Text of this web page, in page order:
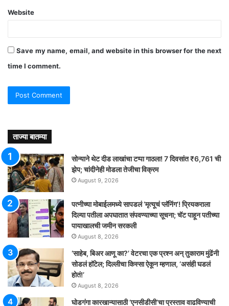
Website
Save my name, email, and website in this browser for the next
time I comment.
ताज्या बातम्या
सोन्याने थेट दीड लाखांचा टप्पा गाठला! 7 दिवसांत ₹6,761 ची
झेप; चांदीनेही मोडला तेजीचा विक्रम
August 9, 2026
पत्नीच्या मोबाईलमध्ये सापडलं ‘मृत्यूचं प्लॅनिंग’! प्रियकराला
दिल्या पतीला अपघातात संपवण्याच्या सूचना; चॅट पाहून पतीच्या
पायाखालची जमीन सरकली
August 8, 2026
‘साहेब, बिअर आणू का?’ वेटरचा एक प्रश्न अन् तुकाराम मुंढेंनी
सोडलं हॉटेल; दिल्लीचा किस्सा ऐकून म्हणाल, ‘असंही घडलं
होतं!’
August 8, 2026
घोडगंगा कारखान्यासाठी ‘एनसीडीसी’चा प्रस्ताव वाढविण्याची